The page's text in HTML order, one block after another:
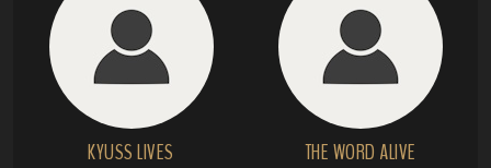
KYUSS LIVES THE WORD ALIVE